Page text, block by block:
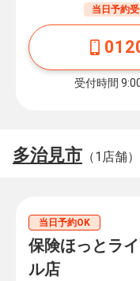
当日予約
受付時間
多治見市 （1店舗）
当日予約OK
保険ほっとラ
ル店